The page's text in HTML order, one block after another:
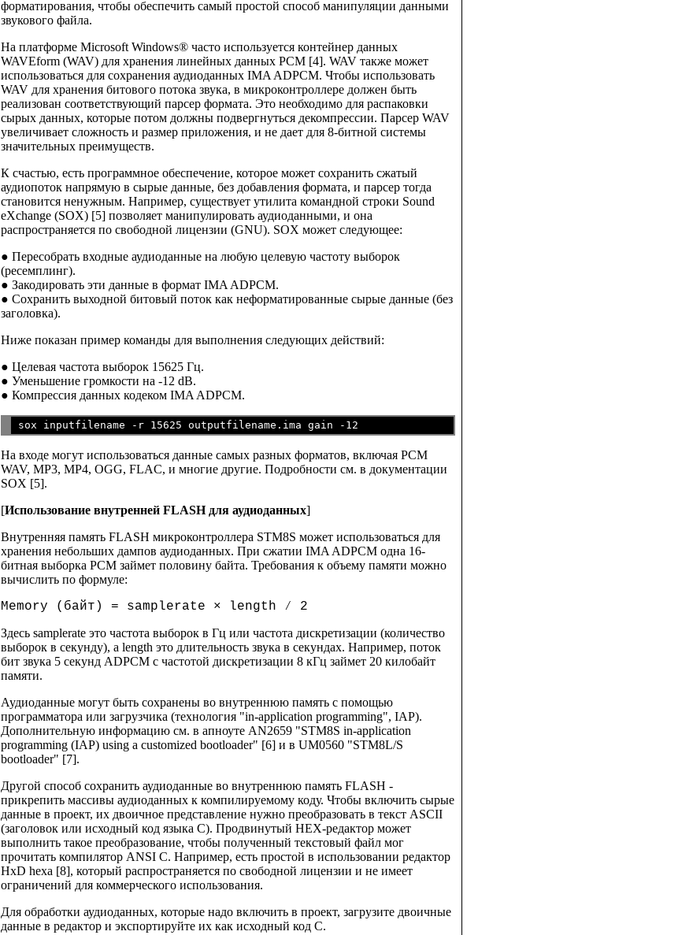
форматирования, чтобы обеспечить самый простой способ манипуляции данными
звукового файла.
На платформе Microsoft Windows® часто используется контейнер данных
WAVEform (WAV) для хранения линейных данных PCM [4]. WAV также может
использоваться для сохранения аудиоданных IMA ADPCM. Чтобы использовать
WAV для хранения битового потока звука, в микроконтроллере должен быть
реализован соответствующий парсер формата. Это необходимо для распаковки
сырых данных, которые потом должны подвергнуться декомпрессии. Парсер WAV
увеличивает сложность и размер приложения, и не дает для 8-битной системы
значительных преимуществ.
К счастью, есть программное обеспечение, которое может сохранить сжатый
аудиопоток напрямую в сырые данные, без добавления формата, и парсер тогда
становится ненужным. Например, существует утилита командной строки Sound
eXchange (SOX) [5] позволяет манипулировать аудиоданными, и она
распространяется по свободной лицензии (GNU). SOX может следующее:
● Пересобрать входные аудиоданные на любую целевую частоту выборок
(ресемплинг).
● Закодировать эти данные в формат IMA ADPCM.
● Сохранить выходной битовый поток как неформатированные сырые данные (без
заголовка).
Ниже показан пример команды для выполнения следующих действий:
● Целевая частота выборок 15625 Гц.
● Уменьшение громкости на -12 dB.
● Компрессия данных кодеком IMA ADPCM.
На входе могут использоваться данные самых разных форматов, включая PCM
WAV, MP3, MP4, OGG, FLAC, и многие другие. Подробности см. в документации
SOX [5].
[Использование внутренней FLASH для аудиоданных]
Внутренняя память FLASH микроконтроллера STM8S может использоваться для
хранения небольших дампов аудиоданных. При сжатии IMA ADPCM одна 16-
битная выборка PCM займет половину байта. Требования к объему памяти можно
вычислить по формуле:
Memory (байт) = samplerate × length ⁄ 2
Здесь samplerate это частота выборок в Гц или частота дискретизации (количество
выборок в секунду), а length это длительность звука в секундах. Например, поток
бит звука 5 секунд ADPCM с частотой дискретизации 8 кГц займет 20 килобайт
памяти.
Аудиоданные могут быть сохранены во внутреннюю память с помощью
программатора или загрузчика (технология "in-application programming", IAP).
Дополнительную информацию см. в апноуте AN2659 "STM8S in-application
programming (IAP) using a customized bootloader" [6] и в UM0560 "STM8L/S
bootloader" [7].
Другой способ сохранить аудиоданные во внутреннюю память FLASH -
прикрепить массивы аудиоданных к компилируемому коду. Чтобы включить сырые
данные в проект, их двоичное представление нужно преобразовать в текст ASCII
(заголовок или исходный код языка C). Продвинутый HEX-редактор может
выполнить такое преобразование, чтобы полученный текстовый файл мог
прочитать компилятор ANSI C. Например, есть простой в использовании редактор
HxD hexa [8], который распространяется по свободной лицензии и не имеет
ограничений для коммерческого использования.
Для обработки аудиоданных, которые надо включить в проект, загрузите двоичные
данные в редактор и экспортируйте их как исходный код C.